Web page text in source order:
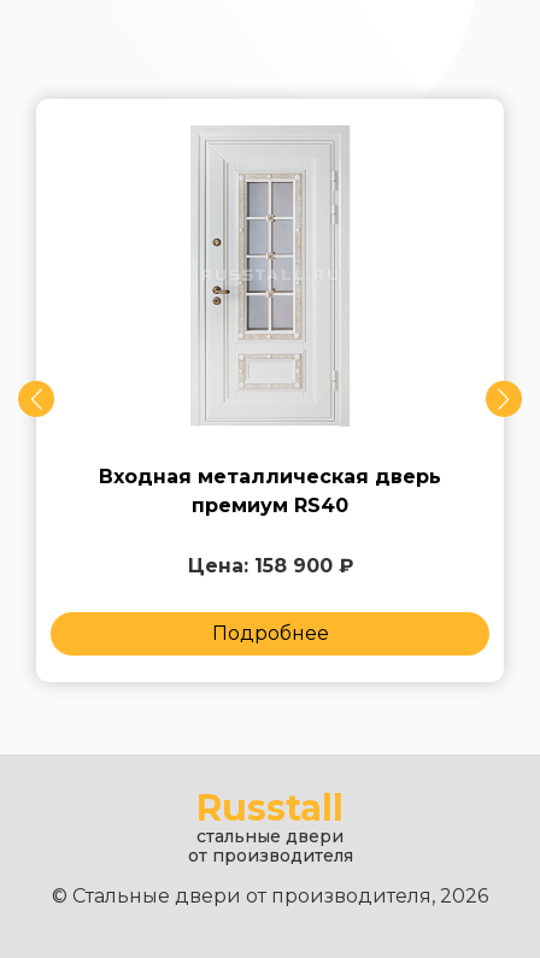
Входная металлическая дверь
премиум RS40
Цена: 158 900 ₽
Подробнее
Russtall
стальные двери
от производителя
© Стальные двери от производителя, 2026